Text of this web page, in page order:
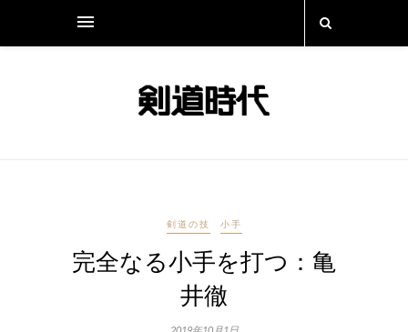
剣道の技 小手
完全なる小手を打つ：亀
井徹